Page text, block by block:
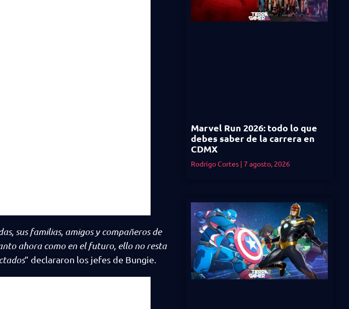
sus familias, amigos y compañeros de
ahora como en el futuro, ello no resta
” declararon los jefes de Bungie.
Marvel Run 2026: todo lo que
debes saber de la carrera en
CDMX
Rodrigo Cortes 7 agosto, 2026